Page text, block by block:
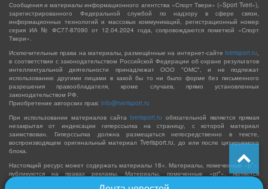
Сообщения и материалы информационного агентства «Спорт Твери» («Sport Tveri»),
зарегистрированного Федеральной службой по надзору в сфере связи,
информационных технологий и массовых коммуникаций, регистрационный номер
серия ИА № ФС77-87090 от 12.04.2024 года, сопровождаются пометкой «Спорт
Твери».
Исключительные права на материалы, размещённые на интернет-сайте tverisport.ru,
в соответствии с законодательством Российской Федерации об охране результатов
интеллектуальной деятельности принадлежат ООО "ОМС", и не подлежат
использованию другими лицами в какой бы то ни было форме без письменного
разрешения правообладателя, кроме случаев, прямо установленных
законодательством РФ.
Приобретение авторских прав: info@tverisport.ru
При использовании материалов сайтаtverisport.ru обязательной является прямая
незакрытая от индексации гиперссылка на страницу, с которой материал
заимствован. Гиперссылка должна размещаться непосредственно в тексте,
воспроизводящем оригинальный материал Tverisport.ru, до или после цитируемого
блока.
Настоящий ресурс может содержать материалы 18+. Материалы, помеченные «р*»,
публикуются на правах рекламы. Материалы, помеченные «рr*», являются
политической рекламой и оплачены из средств соответствующих избирательных